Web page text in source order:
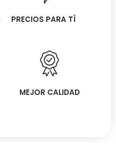
PRECIOS PARA TÍ
MEJOR CALIDAD